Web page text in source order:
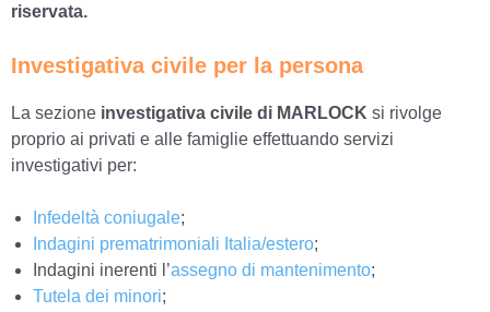
riservata.
Investigativa civile per la persona
La sezione investigativa civile di MARLOCK si rivolge
proprio ai privati e alle famiglie effettuando servizi
investigativi per:
Infedeltà coniugale;
Indagini prematrimoniali Italia/estero;
Indagini inerenti l’assegno di mantenimento;
Tutela dei minori;